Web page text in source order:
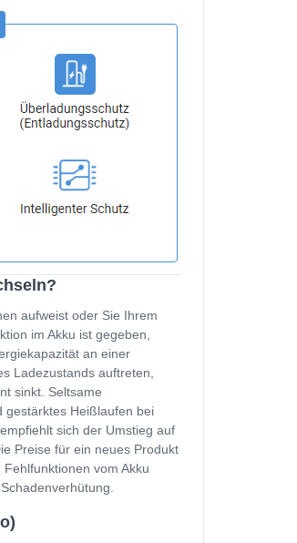
aufweist oder Sie Ihrem
im Akku ist gegeben,
an einer
Ladezustands auftreten,
sinkt. Seltsame
gestärktes Heißlaufen bei
sich der Umstieg auf
Preise für ein neues Produkt
vom Akku